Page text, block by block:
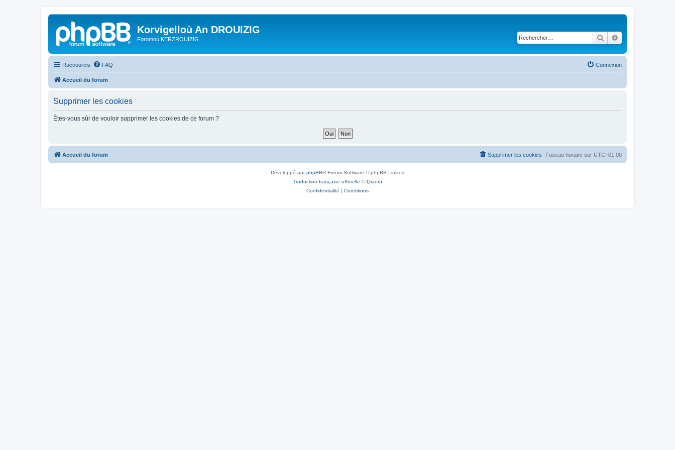
Korvigelloù An DROUIZIG
Foromoù KERZROUIZIG Rechercher
Raccourcis FAQ Connexion
Accueil du forum
Supprimer les cookies
Êtes-vous sûr de vouloir supprimer les cookies de ce forum ?
Accueil du forum Fuseau horaire sur UTC+01:00
Supprimer les cookies
Développé parphpBB® Forum Software © phpBB Limited
Traduction française officielle ©Qiaeru
Confidentialité | Conditions